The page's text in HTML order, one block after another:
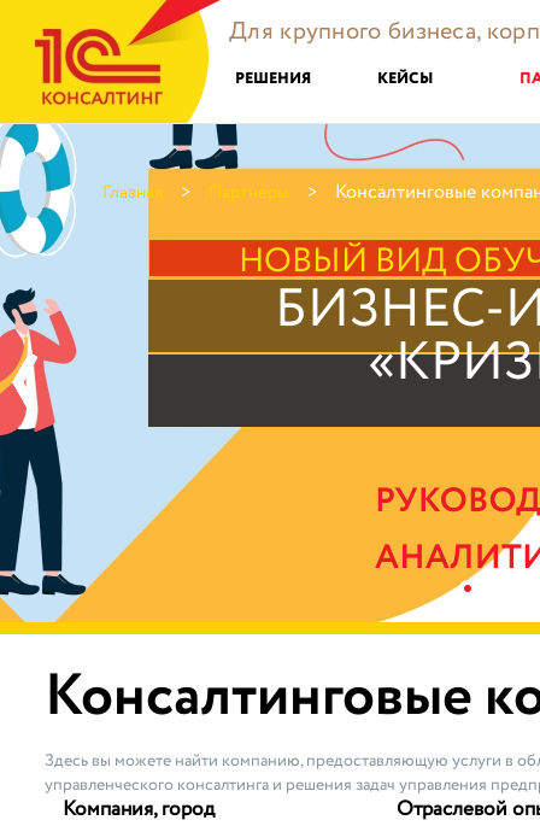
Для крупного бизнеса,
РЕШЕНИЯ КЕЙСЫ
Главная Партнеры Консалтинговые
НОВЫЙ ВИД
БИЗНЕС-
Консалтинговые
Здесь вы можете найти компанию, предоставляющую услуги в
управленческого консалтинга и решения задач управления
Компания, город Отраслевой